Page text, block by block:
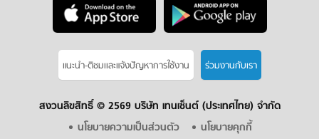
แนะนำ-ติชมเเละแจ้งปัญหาการใช้งาน ร่วมงานกับเรา
สงวนลิขสิทธิ์ © 2569 บริษัท เทนเซ็นต์ (ประเทศไทย) จำกัด
นโยบายความเป็นส่วนตัว
นโยบายคุกกี้